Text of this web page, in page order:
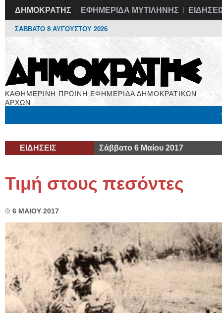
ΔΗΜΟΚΡΑΤΗΣ ΕΦΗΜΕΡΙΔΑ ΜΥΤΙΛΗΝΗΣ
ΣΑΒΒΑΤΟ 8 ΑΥΓΟΥΣΤΟΥ 2026
ΚΑΘΗΜΕΡΙΝΗ ΠΡΩΙΝΗ ΕΦΗΜΕΡΙΔΑ ΔΗΜΟΚΡΑΤΙΚΩΝ
ΑΡΧΩΝ
ΕΙΔΗΣΕΙΣ Σάββατο 6 Μαίου 2017
Τιμή στους πεσόντες
6 ΜΑΙΟΥ 2017